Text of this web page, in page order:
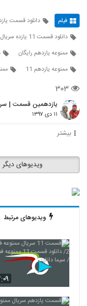
فیلم دانلود قسمت یازده 11
دانلود قسمت 11 یازده سریال
ممنوعه یازدهم رایگان
ممنوعه یازدهم 11
۳۰۳
یازدهمین قسمت |
۱۱ دی ۱۳۹۷
بیشتر
ویدیوهای دیگر
ویدیوهای مرتبط